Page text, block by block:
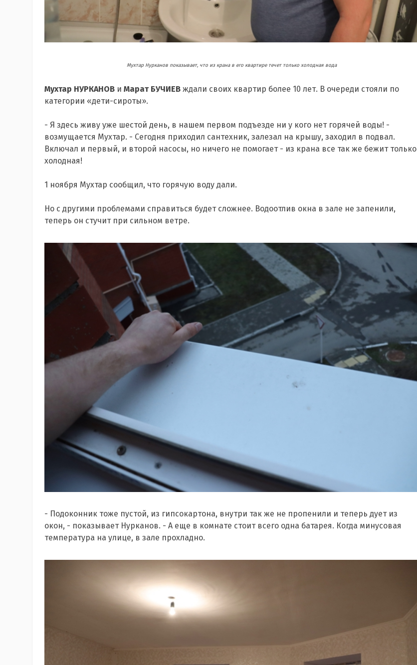
Мухтар Нурканов показывает, что из крана в его квартире течет только холодная вода
Мухтар НУРКАНОВ и Марат БУЧИЕВ ждали своих квартир более 10 лет. В очереди стояли по
категории «дети-сироты».
- Я здесь живу уже шестой день, в нашем первом подъезде ни у кого нет горячей воды! -
возмущается Мухтар. - Сегодня приходил сантехник, залезал на крышу, заходил в подвал.
Включал и первый, и второй насосы, но ничего не помогает - из крана все так же бежит только
холодная!
1 ноября Мухтар сообщил, что горячую воду дали.
Но с другими проблемами справиться будет сложнее. Водоотлив окна в зале не запенили,
теперь он стучит при сильном ветре.
- Подоконник тоже пустой, из гипсокартона, внутри так же не пропенили и теперь дует из
окон, - показывает Нурканов. - А еще в комнате стоит всего одна батарея. Когда минусовая
температура на улице, в зале прохладно.